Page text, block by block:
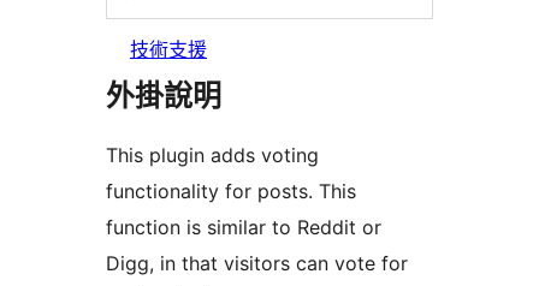
技術支援
外掛說明
This plugin adds voting
functionality for posts. This
function is similar to Reddit or
Digg, in that visitors can vote for